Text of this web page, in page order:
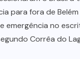
para fora de
emergência no
Corrêa do